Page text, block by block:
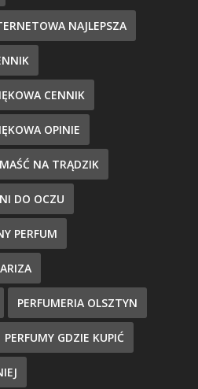
NAJLEPSZA
CENNIK
OPINIE
MAŚĆ NA TRĄDZIK
DO OCZU
PERFUM
PERFUMERIA OLSZTYN
PERFUMY GDZIE KUPIĆ